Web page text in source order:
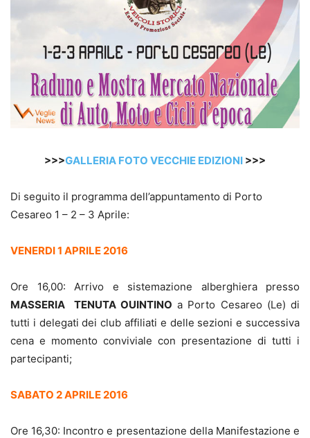
>>>GALLERIA FOTO VECCHIE EDIZIONI >>>
Di seguito il programma dell’appuntamento di Porto
Cesareo 1 – 2 – 3 Aprile:
VENERDI 1 APRILE 2016
Ore 16,00: Arrivo e sistemazione alberghiera presso
MASSERIA TENUTA OUINTINO a Porto Cesareo (Le) di
tutti i delegati dei club affiliati e delle sezioni e successiva
cena e momento conviviale con presentazione di tutti i
partecipanti;
SABATO 2 APRILE 2016
Ore 16,30: Incontro e presentazione della Manifestazione e